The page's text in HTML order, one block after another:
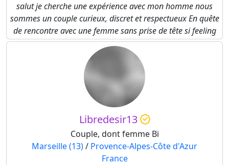
salut je cherche une expérience avec mon homme nous
sommes un couple curieux, discret et respectueux En quête
de rencontre avec une femme sans prise de tête si feeling
Libredesir13
Couple, dont femme Bi
Marseille (13)/ Provence-Alpes-Côte d'Azur
France